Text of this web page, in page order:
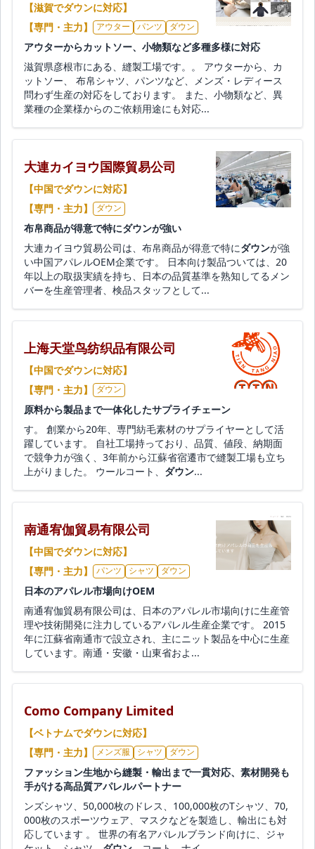
【滋賀でダウンに対応】
【専門・主力】
アウター パンツ ダウン
アウターからカットソー、小物類など多種多様に対応
滋賀県彦根市にある、縫製工場です。。 アウターから、カ
ットソー、 布帛シャツ、パンツなど、メンズ・レディース
問わず生産の対応をしております。 また、小物類など、異
業種の企業様からのご依頼用途にも対応...
大連カイヨウ国際貿易公司
【中国でダウンに対応】
【専門・主力】
ダウン
布帛商品が得意で特にダウンが強い
大連カイヨウ貿易公司は、布帛商品が得意で特にダウンが強
い中国アパレルOEM企業です。 日本向け製品ついては、20
年以上の取扱実績を持ち、日本の品質基準を熟知してるメン
バーを生産管理者、検品スタッフとして...
上海天堂鸟纺织品有限公司
【中国でダウンに対応】
【専門・主力】
ダウン
原料から製品まで一体化したサプライチェーン
す。 創業から20年、専門紡毛素材のサプライヤーとして活
躍しています。 自社工場持っており、品質、値段、納期面
で競争力が強く、3年前から江蘇省宿遷市で縫製工場も立ち
上がりました。 ウールコート、 ダウン...
南通宥伽貿易有限公司
【中国でダウンに対応】
【専門・主力】
パンツ シャツ ダウン
日本のアパレル市場向けOEM
南通宥伽貿易有限公司は、日本のアパレル市場向けに生産管
理や技術開発に注力しているアパレル生産企業です。 2015
年に江蘇省南通市で設立され、主にニット製品を中心に生産
しています。南通・安徽・山東省およ...
Como Company Limited
【ベトナムでダウンに対応】
【専門・主力】
メンズ服 シャツ ダウン
ファッション生地から縫製・輸出まで一貫対応、素材開発も
手がける高品質アパレルパートナー
ンズシャツ、50,000枚のドレス、100,000枚のTシャツ、70,
000枚のスポーツウェア、マスクなどを製造し、輸出にも対
応しています 。 世界の有名アパレルブランド向けに、ジャ